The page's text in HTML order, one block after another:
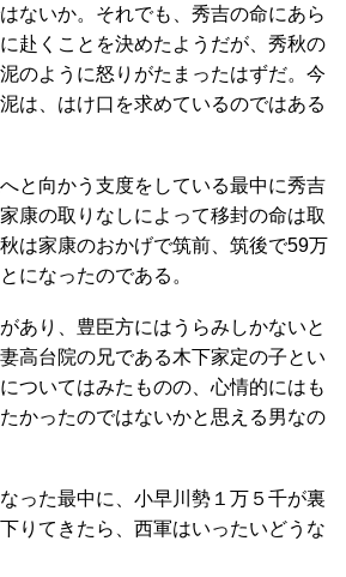
ないか。それでも、秀吉の命にあら
赴くことを決めたようだが、秀秋の
のように怒りがたまったはずだ。今
は、はけ口を求めているのではある
と向かう支度をしている最中に秀吉
康の取りなしによって移封の命は取
は家康のおかげで筑前、筑後で59万
になったのである。
あり、豊臣方にはうらみしかないと
高台院の兄である木下家定の子とい
ついてはみたものの、心情的にはも
かったのではないかと思える男なの
った最中に、小早川勢１万５千が裏
りてきたら、西軍はいったいどうな